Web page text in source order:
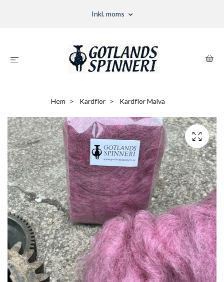
Inkl. moms
Hem Kardflor Kardflor Malva